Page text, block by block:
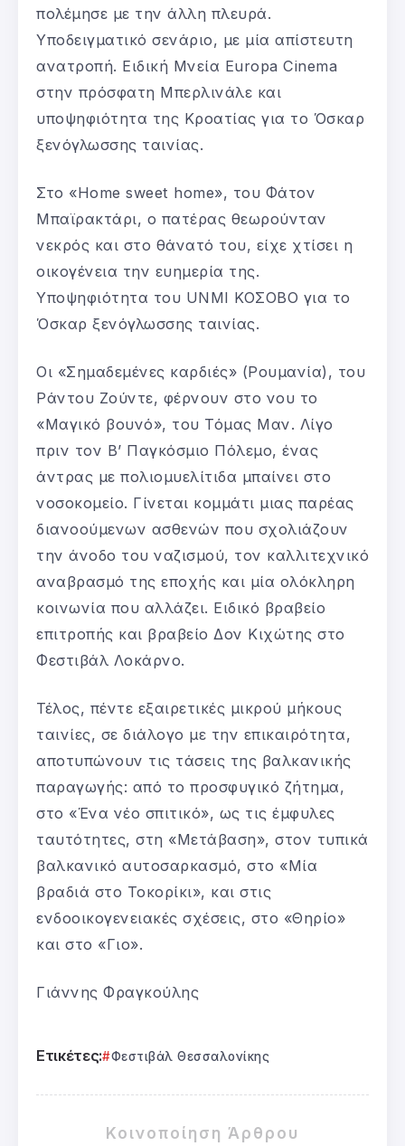
πολέμησε με την άλλη πλευρά.
Υποδειγματικό σενάριο, με μία απίστευτη
ανατροπή. Ειδική Μνεία Europa Cinema
στην πρόσφατη Μπερλινάλε και
υποψηφιότητα της Κροατίας για το Όσκαρ
ξενόγλωσσης ταινίας.
Στο «Home sweet home», του Φάτον
Μπαϊρακτάρι, ο πατέρας θεωρούνταν
νεκρός και στο θάνατό του, είχε χτίσει η
οικογένεια την ευημερία της.
Υποψηφιότητα του UNMI ΚΟΣΟΒΟ για το
Όσκαρ ξενόγλωσσης ταινίας.
Οι «Σημαδεμένες καρδιές» (Ρουμανία), του
Ράντου Ζούντε, φέρνουν στο νου το
«Μαγικό βουνό», του Τόμας Μαν. Λίγο
πριν τον Β’ Παγκόσμιο Πόλεμο, ένας
άντρας με πολιομυελίτιδα μπαίνει στο
νοσοκομείο. Γίνεται κομμάτι μιας παρέας
διανοούμενων ασθενών που σχολιάζουν
την άνοδο του ναζισμού, τον καλλιτεχνικό
αναβρασμό της εποχής και μία ολόκληρη
κοινωνία που αλλάζει. Ειδικό βραβείο
επιτροπής και βραβείο Δον Κιχώτης στο
Φεστιβάλ Λοκάρνο.
Τέλος, πέντε εξαιρετικές μικρού μήκους
ταινίες, σε διάλογο με την επικαιρότητα,
αποτυπώνουν τις τάσεις της βαλκανικής
παραγωγής: από το προσφυγικό ζήτημα,
στο «Ένα νέο σπιτικό», ως τις έμφυλες
ταυτότητες, στη «Μετάβαση», στον τυπικά
βαλκανικό αυτοσαρκασμό, στο «Μία
βραδιά στο Τοκορίκι», και στις
ενδοοικογενειακές σχέσεις, στο «Θηρίο»
και στο «Γιο».
Γιάννης Φραγκούλης
Ετικέτες: Φεστιβάλ Θεσσαλονίκης
Κοινοποίηση Άρθρου